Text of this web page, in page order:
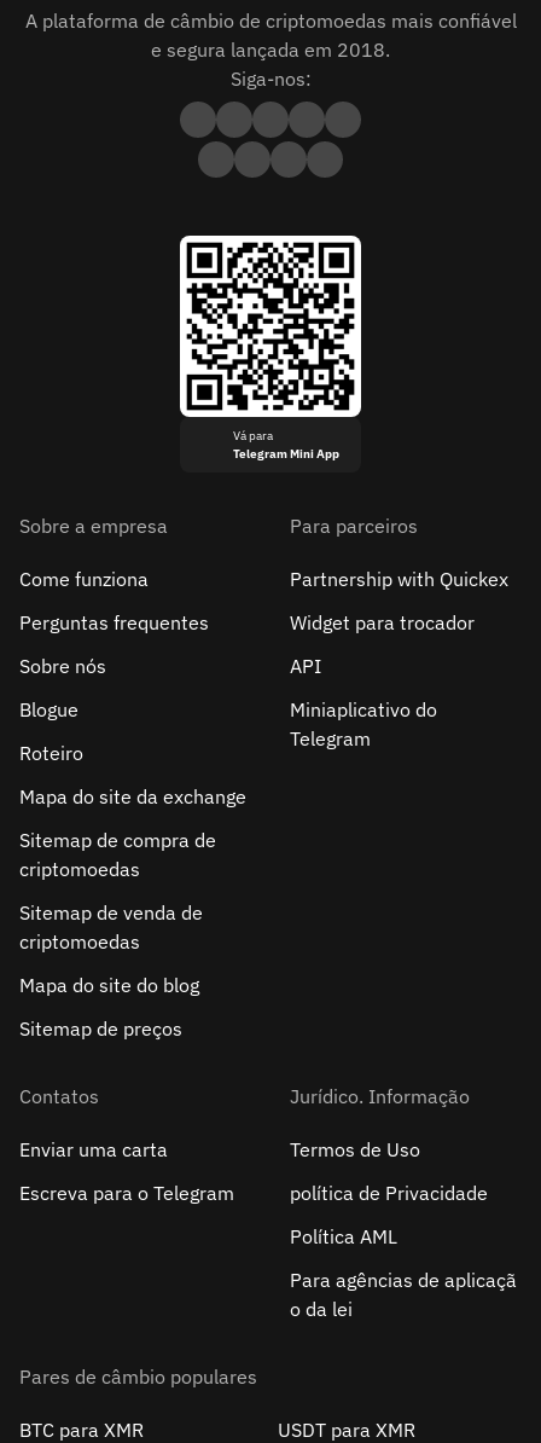
A plataforma de câmbio de criptomoedas mais confiável
e segura lançada em 2018.
Siga-nos:
Vá para
Telegram Mini App
Sobre a empresa
Come funziona
Perguntas frequentes
Sobre nós
Blogue
Roteiro
Mapa do site da exchange
Sitemap de compra de
criptomoedas
Sitemap de venda de
criptomoedas
Mapa do site do blog
Sitemap de preços
Para parceiros
Partnership with Quickex
Widget para trocador
API
Miniaplicativo do
Telegram
Contatos
Enviar uma carta
Escreva para o Telegram
Jurídico. Informação
Termos de Uso
política de Privacidade
Política AML
Para agências de aplicaçã
o da lei
Pares de câmbio populares
BTC para XMR
USDT para XMR